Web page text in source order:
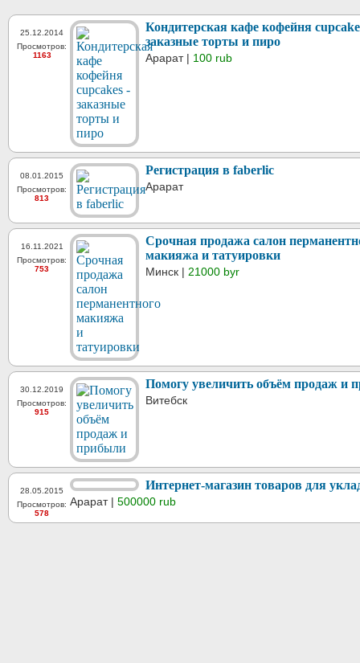
25.12.2014
Просмотров:
1163
Кондитерская кафе кофейня
заказные торты и пиро
Арарат | 100 rub
08.01.2015
Просмотров:
813
Регистрация в faberlic
Арарат
16.11.2021
Просмотров:
753
Срочная продажа салон
макияжа и татуировки
Минск | 21000 byr
30.12.2019
Просмотров:
915
Помогу увеличить объём продаж и
Витебск
28.05.2015
Просмотров:
578
Интернет-магазин товаров для
Арарат | 500000 rub